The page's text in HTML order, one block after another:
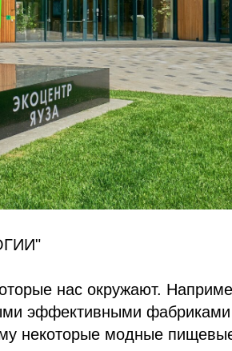
нас окружают.
эффективными
некоторые модные